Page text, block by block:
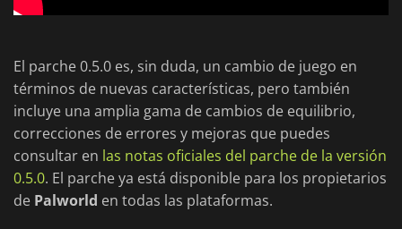
El parche 0.5.0 es, sin duda, un cambio de juego en
términos de nuevas características, pero también
incluye una amplia gama de cambios de equilibrio,
correcciones de errores y mejoras que puedes
consultar en las notas oficiales del parche de la versión
0.5.0. El parche ya está disponible para los propietarios
de Palworld en todas las plataformas.